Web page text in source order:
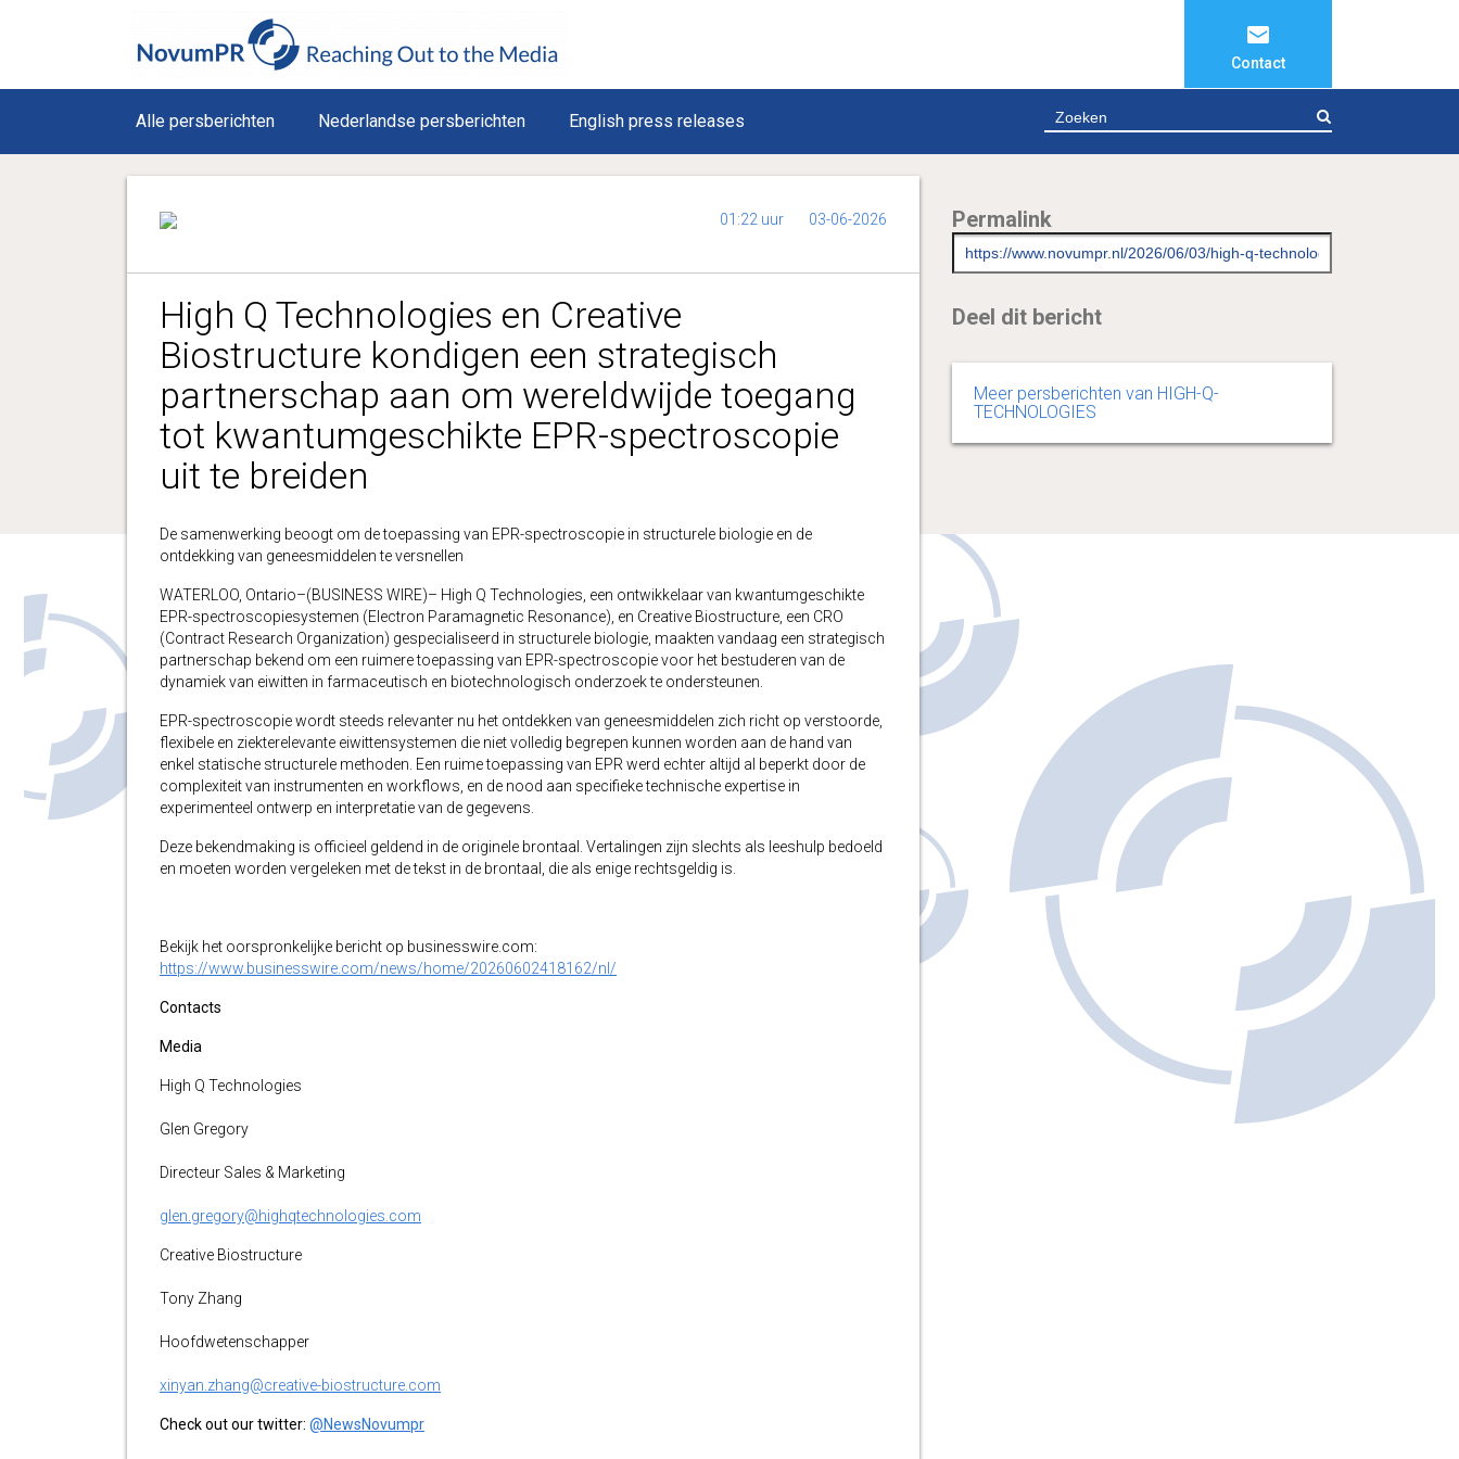
Contact
Alle persberichten Nederlandse persberichten English press releases
01:22 uur 03-06-2026
High Q Technologies en Creative
Biostructure kondigen een strategisch
partnerschap aan om wereldwijde toegang
tot kwantumgeschikte EPR-spectroscopie
uit te breiden
De samenwerking beoogt om de toepassing van EPR-spectroscopie in structurele biologie en de
ontdekking van geneesmiddelen te versnellen
WATERLOO, Ontario–(BUSINESS WIRE)– High Q Technologies, een ontwikkelaar van kwantumgeschikte
EPR-spectroscopiesystemen (Electron Paramagnetic Resonance), en Creative Biostructure, een CRO
(Contract Research Organization) gespecialiseerd in structurele biologie, maakten vandaag een strategisch
partnerschap bekend om een ruimere toepassing van EPR-spectroscopie voor het bestuderen van de
dynamiek van eiwitten in farmaceutisch en biotechnologisch onderzoek te ondersteunen.
EPR-spectroscopie wordt steeds relevanter nu het ontdekken van geneesmiddelen zich richt op verstoorde,
flexibele en ziekterelevante eiwittensystemen die niet volledig begrepen kunnen worden aan de hand van
enkel statische structurele methoden. Een ruime toepassing van EPR werd echter altijd al beperkt door de
complexiteit van instrumenten en workflows, en de nood aan specifieke technische expertise in
experimenteel ontwerp en interpretatie van de gegevens.
Deze bekendmaking is officieel geldend in de originele brontaal. Vertalingen zijn slechts als leeshulp bedoeld
en moeten worden vergeleken met de tekst in de brontaal, die als enige rechtsgeldig is.
Bekijk het oorspronkelijke bericht op businesswire.com:
https://www.businesswire.com/news/home/20260602418162/nl/
Contacts
Media
High Q Technologies
Glen Gregory
Directeur Sales & Marketing
glen.gregory@highqtechnologies.com
Creative Biostructure
Tony Zhang
Hoofdwetenschapper
xinyan.zhang@creative-biostructure.com
Check out our twitter: @NewsNovumpr
Permalink
Deel dit bericht
Meer persberichten van HIGH-Q-
TECHNOLOGIES